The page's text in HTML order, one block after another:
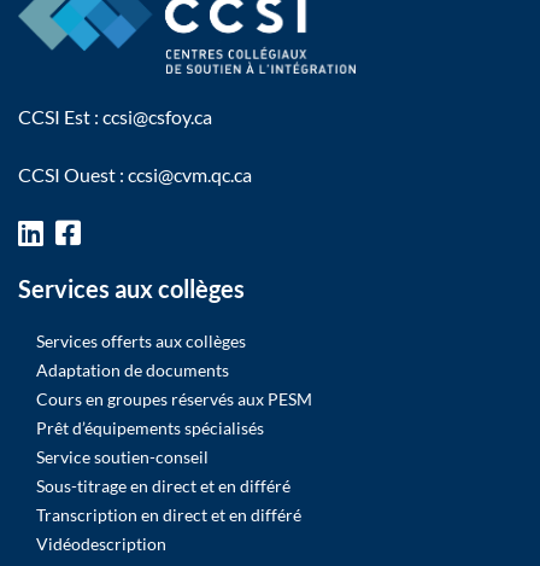
CCSI Est : ccsi@csfoy.ca
CCSI Ouest : ccsi@cvm.qc.ca
Services aux collèges
Services offerts aux collèges
Adaptation de documents
Cours en groupes réservés aux PESM
Prêt d’équipements spécialisés
Service soutien-conseil
Sous-titrage en direct et en différé
Transcription en direct et en différé
Vidéodescription